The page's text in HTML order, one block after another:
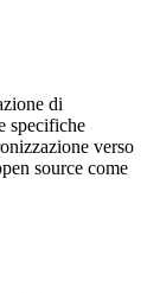
di
specifiche
verso
source come